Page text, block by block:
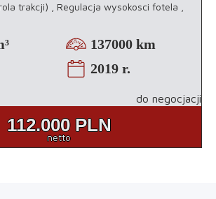
trakcji) , Regulacja wysokosci fotela ,
137000 km
2019 r.
do negocjacji
112.000 PLN
netto